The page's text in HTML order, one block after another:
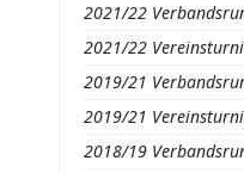
2021/22
2021/22
2019/21
2019/21
2018/19